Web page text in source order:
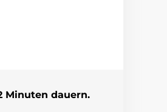
Minuten dauern.